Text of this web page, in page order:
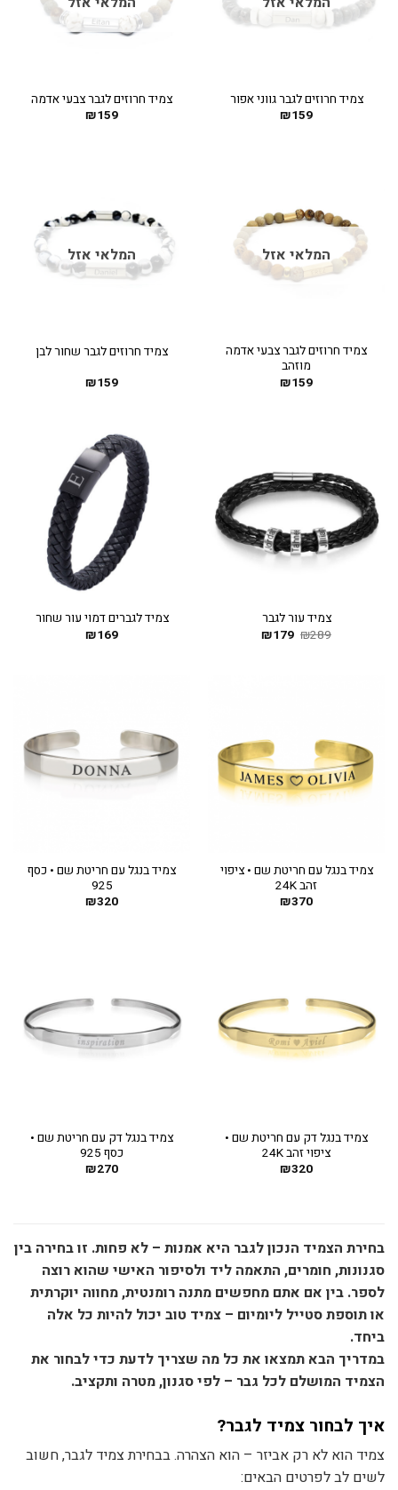
צמיד חרוזים לגבר גווני אפור
₪159
צמיד חרוזים לגבר צבעי אדמה
₪159
המלאי אזל
צמיד חרוזים לגבר צבעי אדמה
מוזהב
₪159
המלאי אזל
צמיד חרוזים לגבר שחור לבן
₪159
צמיד עור לגבר
₪289 המחיר
₪179
צמיד לגברים דמוי עור שחור
₪169
צמיד בנגל עם חריטת שם • ציפוי
זהב 24K
₪370
צמיד בנגל עם חריטת שם • כסף
925
₪320
צמיד בנגל דק עם חריטת שם •
ציפוי זהב 24K
₪320
צמיד בנגל דק עם חריטת שם •
כסף 925
₪270
בחירת הצמיד הנכון לגבר היא אמנות – לא פחות. זו בחירה בין
סגנונות, חומרים, התאמה ליד ולסיפור האישי שהוא רוצה
לספר. בין אם אתם מחפשים מתנה רומנטית, מחווה יוקרתית
או תוספת סטייל ליומיום – צמיד טוב יכול להיות כל אלה
ביחד.
במדריך הבא תמצאו את כל מה שצריך לדעת כדי לבחור את
הצמיד המושלם לכל גבר – לפי סגנון, מטרה ותקציב.
איך לבחור צמיד לגבר?
צמיד הוא לא רק אביזר – הוא הצהרה. בבחירת צמיד לגבר, חשוב
לשים לב לפרטים הבאים: